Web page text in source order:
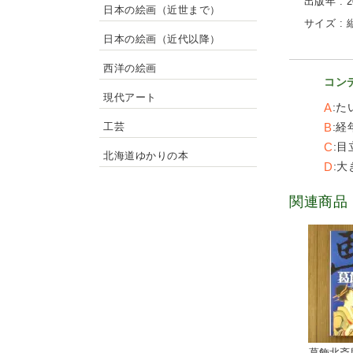
サイズ :
コン
A た
B 経
C 目
D 大
関連商品
日本の絵画（近世まで）
日本の絵画（近代以降）
西洋の絵画
現代アート
工芸
北海道ゆかりの本